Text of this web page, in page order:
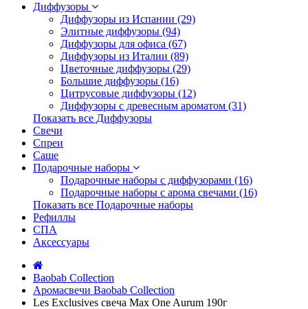
Диффузоры
Диффузоры из Испании (29)
Элитные диффузоры (94)
Диффузоры для офиса (67)
Диффузоры из Италии (89)
Цветочные диффузоры (29)
Большие диффузоры (16)
Цитрусовые диффузоры (12)
Диффузоры с древесным ароматом (31)
Показать все Диффузоры
Свечи
Спреи
Саше
Подарочные наборы
Подарочные наборы с диффузорами (16)
Подарочные наборы с арома свечами (16)
Показать все Подарочные наборы
Рефиллы
СПА
Аксессуары
Baobab Collection
Аромасвечи Baobab Collection
Les Exclusives свеча Max One Aurum 190г